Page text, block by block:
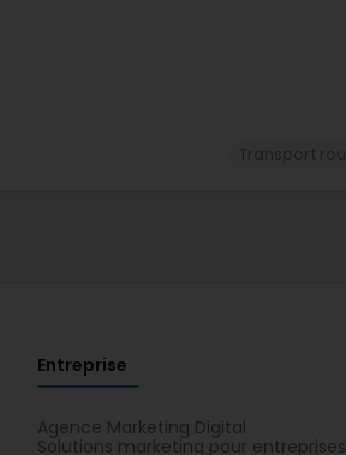
Entreprise
Agence Marketing Digital
Solutions marketing pour entreprises